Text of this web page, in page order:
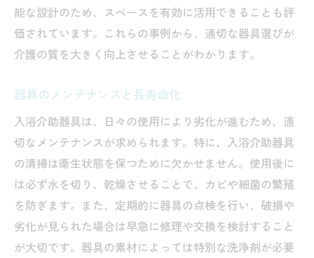
能な設計のため、スペースを有効に活用できることも評
価されています。これらの事例から、適切な器具選びが
介護の質を大きく向上させることがわかります。
器具のメンテナンスと長寿命化
入浴介助器具は、日々の使用により劣化が進むため、適
切なメンテナンスが求められます。特に、入浴介助器具
の清掃は衛生状態を保つために欠かせません。使用後に
は必ず水を切り、乾燥させることで、カビや細菌の繁殖
を防ぎます。また、定期的に器具の点検を行い、破損や
劣化が見られた場合は早急に修理や交換を検討すること
が大切です。器具の素材によっては特別な洗浄剤が必要